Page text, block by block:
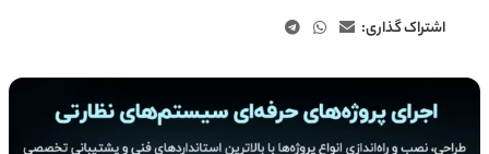
اشتراک گذاری: